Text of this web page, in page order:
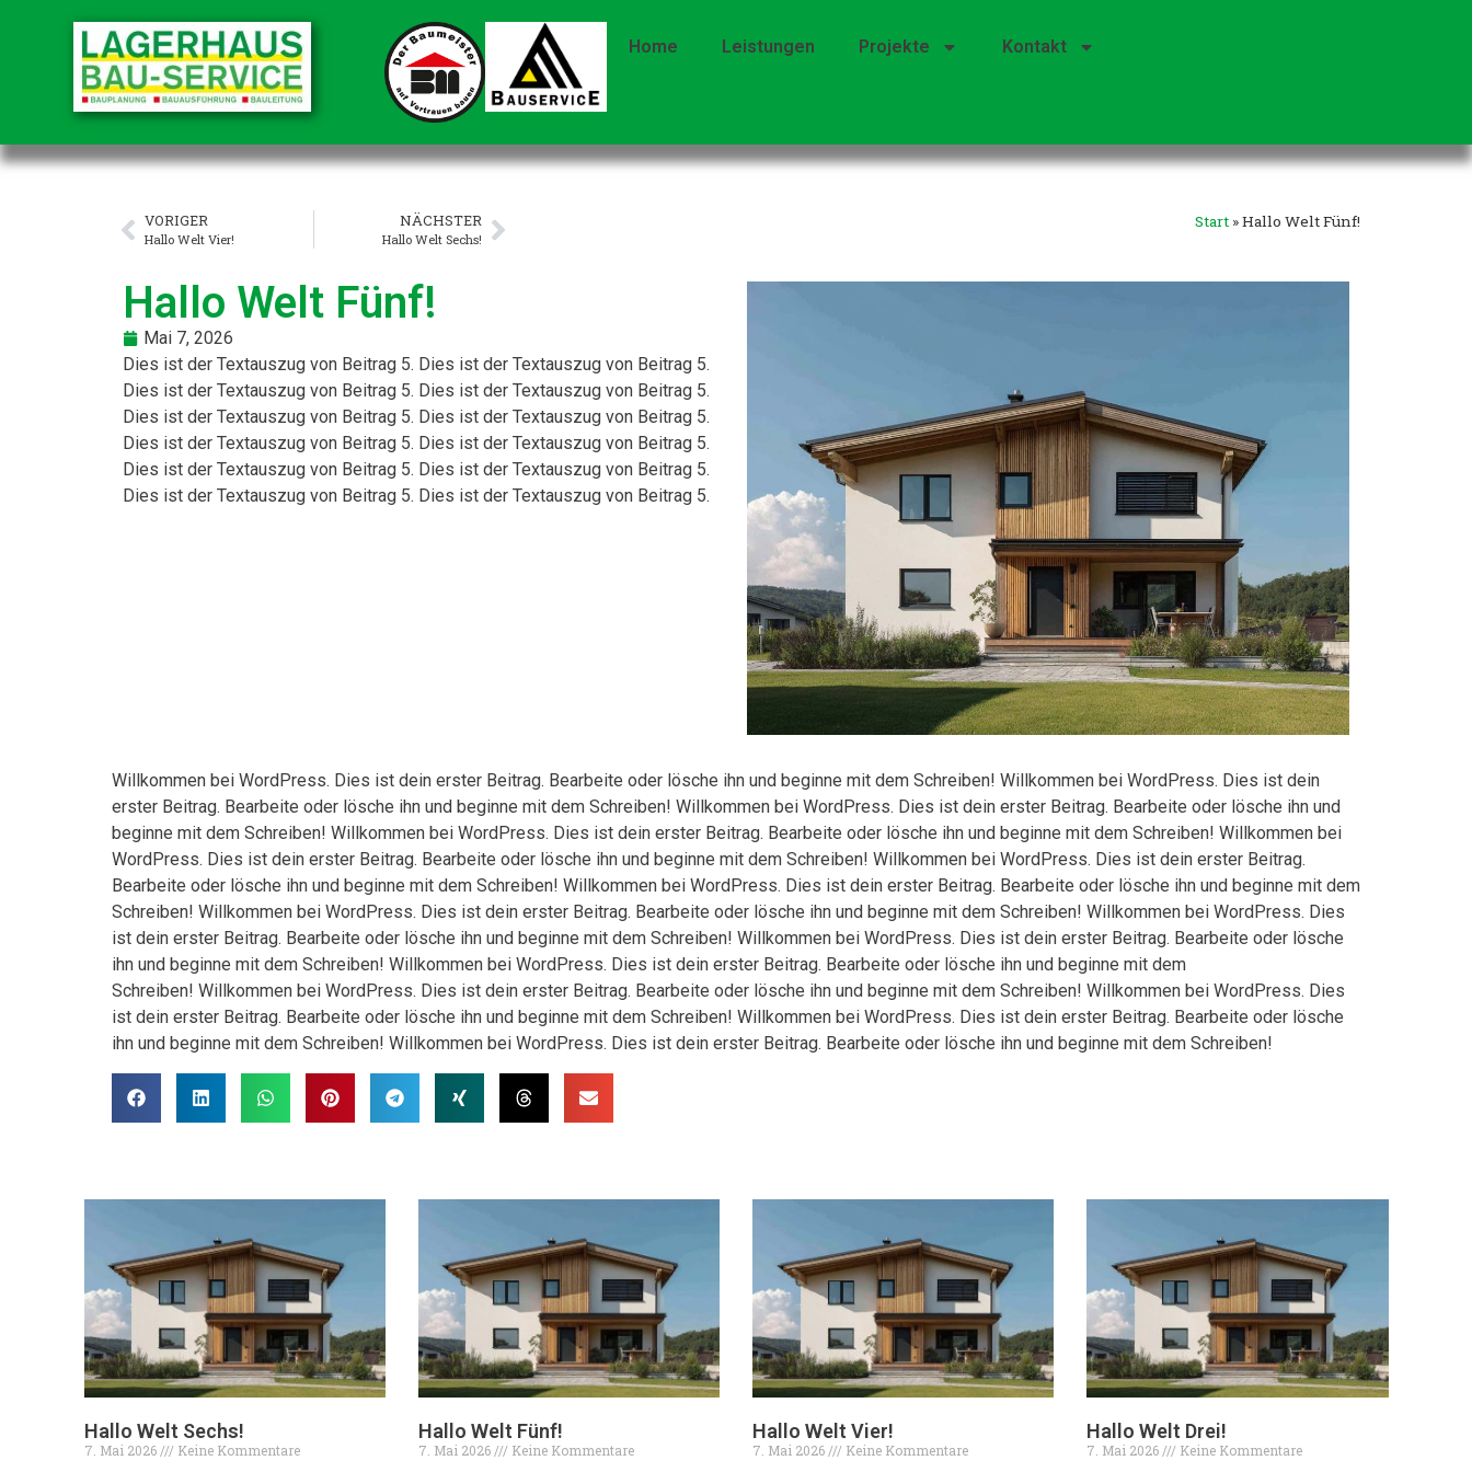
Home Leistungen Projekte Kontakt
VORIGER
Hallo Welt Vier!
NÄCHSTER
Hallo Welt Sechs!
Start »Hallo Welt Fünf!
Hallo Welt Fünf!
Mai 7, 2026
Dies ist der Textauszug von Beitrag 5. Dies ist der Textauszug von Beitrag 5.
Dies ist der Textauszug von Beitrag 5. Dies ist der Textauszug von Beitrag 5.
Dies ist der Textauszug von Beitrag 5. Dies ist der Textauszug von Beitrag 5.
Dies ist der Textauszug von Beitrag 5. Dies ist der Textauszug von Beitrag 5.
Dies ist der Textauszug von Beitrag 5. Dies ist der Textauszug von Beitrag 5.
Dies ist der Textauszug von Beitrag 5. Dies ist der Textauszug von Beitrag 5.
Willkommen bei WordPress. Dies ist dein erster Beitrag. Bearbeite oder lösche ihn und beginne mit dem Schreiben! Willkommen bei WordPress. Dies ist dein
erster Beitrag. Bearbeite oder lösche ihn und beginne mit dem Schreiben! Willkommen bei WordPress. Dies ist dein erster Beitrag. Bearbeite oder lösche ihn und
beginne mit dem Schreiben! Willkommen bei WordPress. Dies ist dein erster Beitrag. Bearbeite oder lösche ihn und beginne mit dem Schreiben! Willkommen bei
WordPress. Dies ist dein erster Beitrag. Bearbeite oder lösche ihn und beginne mit dem Schreiben! Willkommen bei WordPress. Dies ist dein erster Beitrag.
Bearbeite oder lösche ihn und beginne mit dem Schreiben! Willkommen bei WordPress. Dies ist dein erster Beitrag. Bearbeite oder lösche ihn und beginne mit dem
Schreiben! Willkommen bei WordPress. Dies ist dein erster Beitrag. Bearbeite oder lösche ihn und beginne mit dem Schreiben! Willkommen bei WordPress. Dies
ist dein erster Beitrag. Bearbeite oder lösche ihn und beginne mit dem Schreiben! Willkommen bei WordPress. Dies ist dein erster Beitrag. Bearbeite oder lösche
ihn und beginne mit dem Schreiben! Willkommen bei WordPress. Dies ist dein erster Beitrag. Bearbeite oder lösche ihn und beginne mit dem
Schreiben! Willkommen bei WordPress. Dies ist dein erster Beitrag. Bearbeite oder lösche ihn und beginne mit dem Schreiben! Willkommen bei WordPress. Dies
ist dein erster Beitrag. Bearbeite oder lösche ihn und beginne mit dem Schreiben! Willkommen bei WordPress. Dies ist dein erster Beitrag. Bearbeite oder lösche
ihn und beginne mit dem Schreiben! Willkommen bei WordPress. Dies ist dein erster Beitrag. Bearbeite oder lösche ihn und beginne mit dem Schreiben!
Hallo Welt Sechs!
7. Mai 2026 Keine Kommentare
Hallo Welt Fünf!
7. Mai 2026 Keine Kommentare
Hallo Welt Vier!
7. Mai 2026 Keine Kommentare
Hallo Welt Drei!
7. Mai 2026 Keine Kommentare